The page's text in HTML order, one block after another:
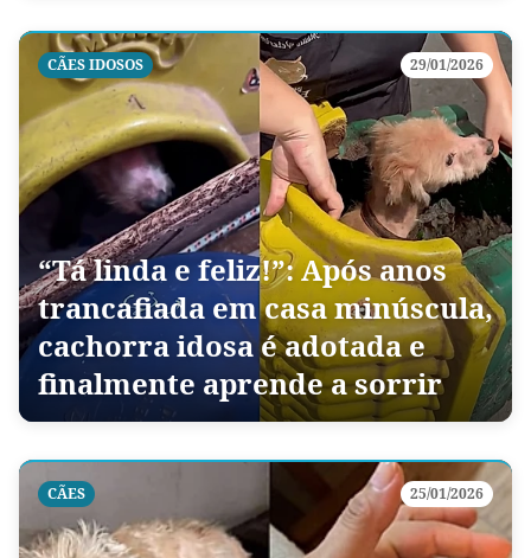
CÃES IDOSOS 29/01/2026
“Tá linda e feliz!”: Após anos
trancafiada em casa minúscula,
cachorra idosa é adotada e
finalmente aprende a sorrir
CÃES 25/01/2026